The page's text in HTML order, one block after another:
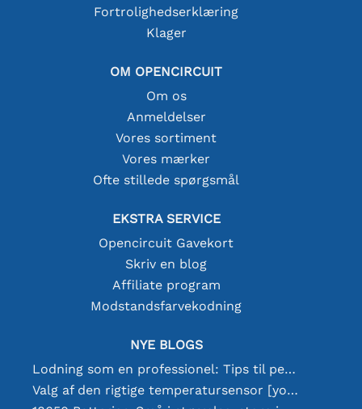
Fortrolighedserklæring
Klager
OM OPENCIRCUIT
Om os
Anmeldelser
Vores sortiment
Vores mærker
Ofte stillede spørgsmål
EKSTRA SERVICE
Opencircuit Gavekort
Skriv en blog
Affiliate program
Modstandsfarvekodning
NYE BLOGS
Lodning som en professionel: Tips til perfekte elektroniske forbindelser
Valg af den rigtige temperatursensor [youtube]